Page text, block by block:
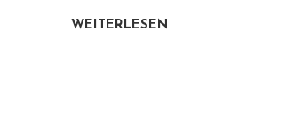
WEITERLESEN